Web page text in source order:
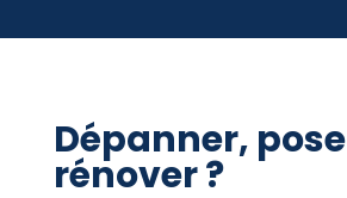
Dépanner,
rénover ?